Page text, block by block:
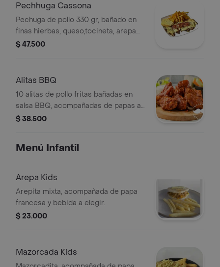
Pechhuga Cassona
Pechuga de pollo 330 gr, bañado en
finas hierbas, queso,tocineta, arepa
de maíz tierno, ensalada y bebida a
$ 47.500
Alitas BBQ
10 alitas de pollo fritas bañadas en
salsa BBQ, acompañadas de papas a
la francesa o en casco y bebida a
$ 38.500
Menú Infantil
Arepa Kids
Arepita mixta, acompañada de papa
francesa y bebida a elegir.
$ 23.000
Mazorcada Kids